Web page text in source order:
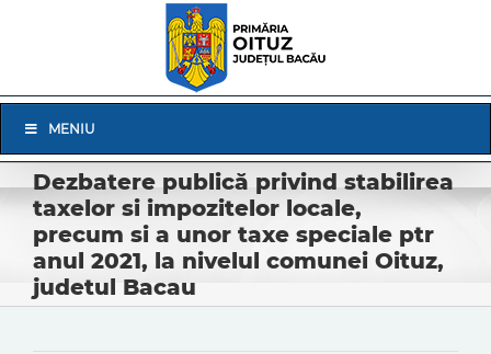
Navigation
MENIU
Dezbatere publică privind stabilirea
taxelor si impozitelor locale,
precum si a unor taxe speciale ptr
anul 2021, la nivelul comunei Oituz,
judetul Bacau